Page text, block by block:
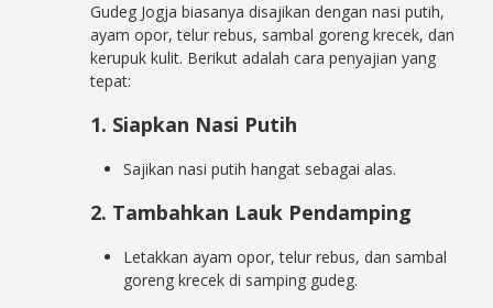
Gudeg Jogja biasanya disajikan dengan nasi putih,
ayam opor, telur rebus, sambal goreng krecek, dan
kerupuk kulit. Berikut adalah cara penyajian yang
tepat:
1. Siapkan Nasi Putih
Sajikan nasi putih hangat sebagai alas.
2. Tambahkan Lauk Pendamping
Letakkan ayam opor, telur rebus, dan sambal
goreng krecek di samping gudeg.